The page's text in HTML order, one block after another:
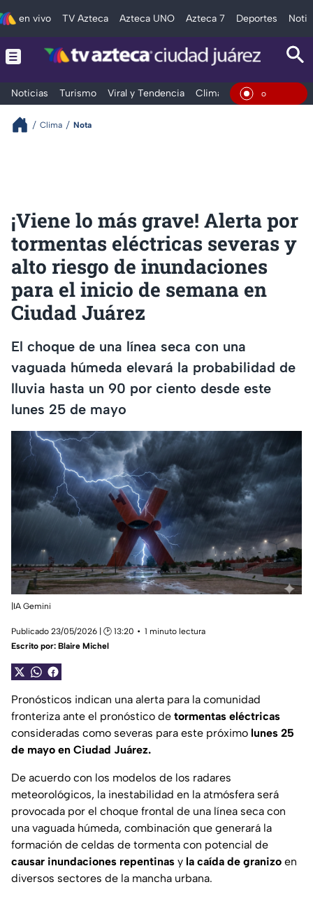
en vivo TV Azteca Azteca UNO Azteca 7 Deportes
Noticias Turismo Viral y Tendencia Clima Deportes En Vivo
Clima Nota
¡Viene lo más grave! Alerta por
tormentas eléctricas severas y
alto riesgo de inundaciones
para el inicio de semana en
Ciudad Juárez
El choque de una línea seca con una
vaguada húmeda elevará la probabilidad de
lluvia hasta un 90 por ciento desde este
lunes 25 de mayo
|IA Gemini
Publicado 23/05/2026 | 🕑 13:20
1 minuto lectura
Escrito por: Blaire Michel
Pronósticos indican una alerta para la comunidad
fronteriza ante el pronóstico de tormentas eléctricas
consideradas como severas para este próximo lunes 25
de mayo en Ciudad Juárez.
De acuerdo con los modelos de los radares
meteorológicos, la inestabilidad en la atmósfera será
provocada por el choque frontal de una línea seca con
una vaguada húmeda, combinación que generará la
formación de celdas de tormenta con potencial de
causar inundaciones repentinas y la caída de granizo en
diversos sectores de la mancha urbana.